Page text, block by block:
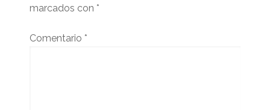
marcados con *
Comentario *